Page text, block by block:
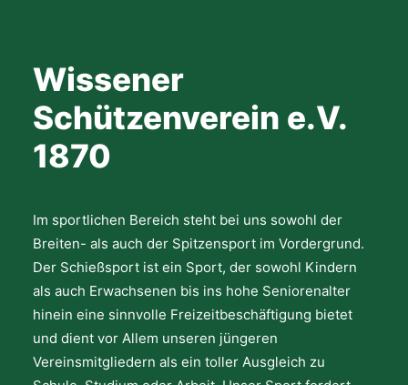
Wissener
Schützenverein e.V.
1870
Im sportlichen Bereich steht bei uns sowohl der
Breiten- als auch der Spitzensport im Vordergrund.
Der Schießsport ist ein Sport, der sowohl Kindern
als auch Erwachsenen bis ins hohe Seniorenalter
hinein eine sinnvolle Freizeitbeschäftigung bietet
und dient vor Allem unseren jüngeren
Vereinsmitgliedern als ein toller Ausgleich zu